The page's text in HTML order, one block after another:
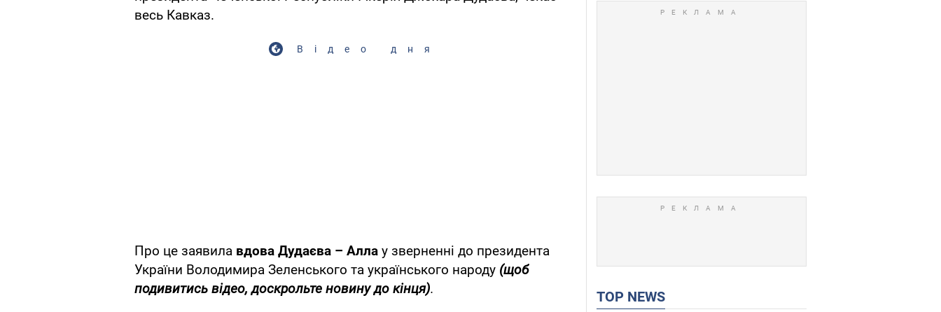
весь Кавказ.
Відео дня
Про це заявила вдова Дудаєва – Алла у зверненні до президента
України Володимира Зеленського та українського народу (щоб
подивитись відео, доскрольте новину до кінця). TOP NEWS